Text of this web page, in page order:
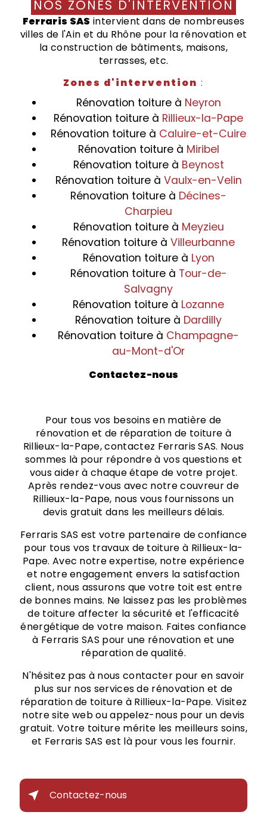
NOS ZONES D'INTERVENTION
Ferraris SAS intervient dans de nombreuses
villes de l'Ain et du Rhône pour la rénovation et
la construction de bâtiments, maisons,
terrasses, etc.
Zones d'intervention :
Rénovation toiture à Neyron
Rénovation toiture à Rillieux-la-Pape
Rénovation toiture à Caluire-et-Cuire
Rénovation toiture à Miribel
Rénovation toiture à Beynost
Rénovation toiture à Vaulx-en-Velin
Rénovation toiture à Décines-
Charpieu
Rénovation toiture à Meyzieu
Rénovation toiture à Villeurbanne
Rénovation toiture à Lyon
Rénovation toiture à Tour-de-
Salvagny
Rénovation toiture à Lozanne
Rénovation toiture à Dardilly
Rénovation toiture à Champagne-
au-Mont-d'Or
Contactez-nous
Pour tous vos besoins en matière de
rénovation et de réparation de toiture à
Rillieux-la-Pape, contactez Ferraris SAS. Nous
sommes là pour répondre à vos questions et
vous aider à chaque étape de votre projet.
Après rendez-vous avec notre couvreur de
Rillieux-la-Pape, nous vous fournissons un
devis gratuit dans les meilleurs délais.
Ferraris SAS est votre partenaire de confiance
pour tous vos travaux de toiture à Rillieux-la-
Pape. Avec notre expertise, notre expérience
et notre engagement envers la satisfaction
client, nous assurons que votre toit est entre
de bonnes mains. Ne laissez pas les problèmes
de toiture affecter la sécurité et l'efficacité
énergétique de votre maison. Faites confiance
à Ferraris SAS pour une rénovation et une
réparation de qualité.
N'hésitez pas à nous contacter pour en savoir
plus sur nos services de rénovation et de
réparation de toiture à Rillieux-la-Pape. Visitez
notre site web ou appelez-nous pour un devis
gratuit. Votre toiture mérite les meilleurs soins,
et Ferraris SAS est là pour vous les fournir.
Contactez-nous